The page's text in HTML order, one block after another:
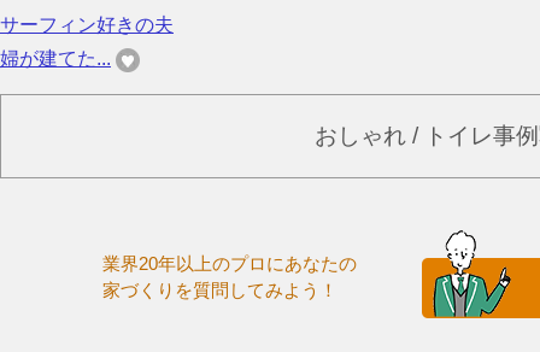
サーフィン好きの夫
婦が建てた...
おしゃれ / トイレ事
業界20年以上のプロにあなたの
家づくりを質問してみよう！